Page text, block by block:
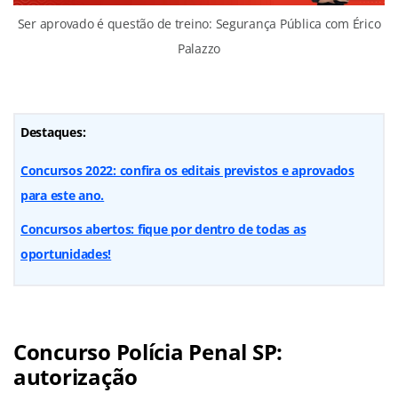
Ser aprovado é questão de treino: Segurança Pública com Érico
Palazzo
Destaques:
Concursos 2022: confira os editais previstos e aprovados
para este ano.
Concursos abertos: fique por dentro de todas as
oportunidades!
Concurso Polícia Penal SP:
autorização